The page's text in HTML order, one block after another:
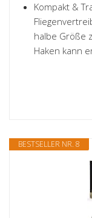
Kompakt &
halbe Größe
Haken kann
BESTSELLER NR. 8